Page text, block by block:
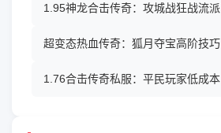
1.95神龙合击传奇：攻城战狂战流派
超变态热血传奇：狐月夺宝高阶技巧
1.76合击传奇私服：平民玩家低成本